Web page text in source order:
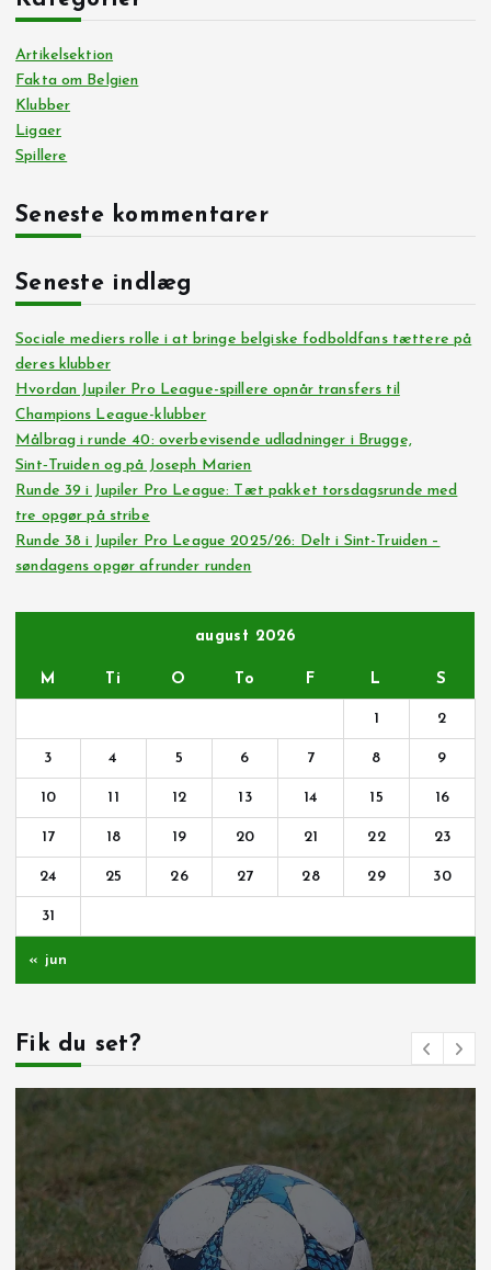
Artikelsektion
Fakta om Belgien
Klubber
Ligaer
Spillere
Seneste kommentarer
Seneste indlæg
Sociale mediers rolle i at bringe belgiske fodboldfans tættere på
deres klubber
Hvordan Jupiler Pro League-spillere opnår transfers til
Champions League-klubber
Målbrag i runde 40: overbevisende udladninger i Brugge,
Sint‑Truiden og på Joseph Marien
Runde 39 i Jupiler Pro League: Tæt pakket torsdagsrunde med
tre opgør på stribe
Runde 38 i Jupiler Pro League 2025/26: Delt i Sint-Truiden –
søndagens opgør afrunder runden
august 2026
M Ti O To F L S
1 2
3 4 5 6 7 8 9
10 11 12 13 14 15 16
17 18 19 20 21 22 23
24 25 26 27 28 29 30
31
« jun
Fik du set?